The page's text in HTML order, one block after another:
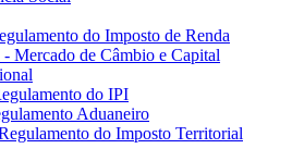
do Imposto de Renda
Mercado de Câmbio e Capital
do IPI
Aduaneiro
do Imposto Territorial